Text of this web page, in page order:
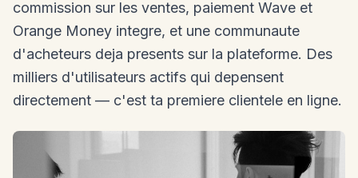
commission sur les ventes, paiement Wave et
Orange Money integre, et une communaute
d'acheteurs deja presents sur la plateforme. Des
milliers d'utilisateurs actifs qui depensent
directement — c'est ta premiere clientele en ligne.